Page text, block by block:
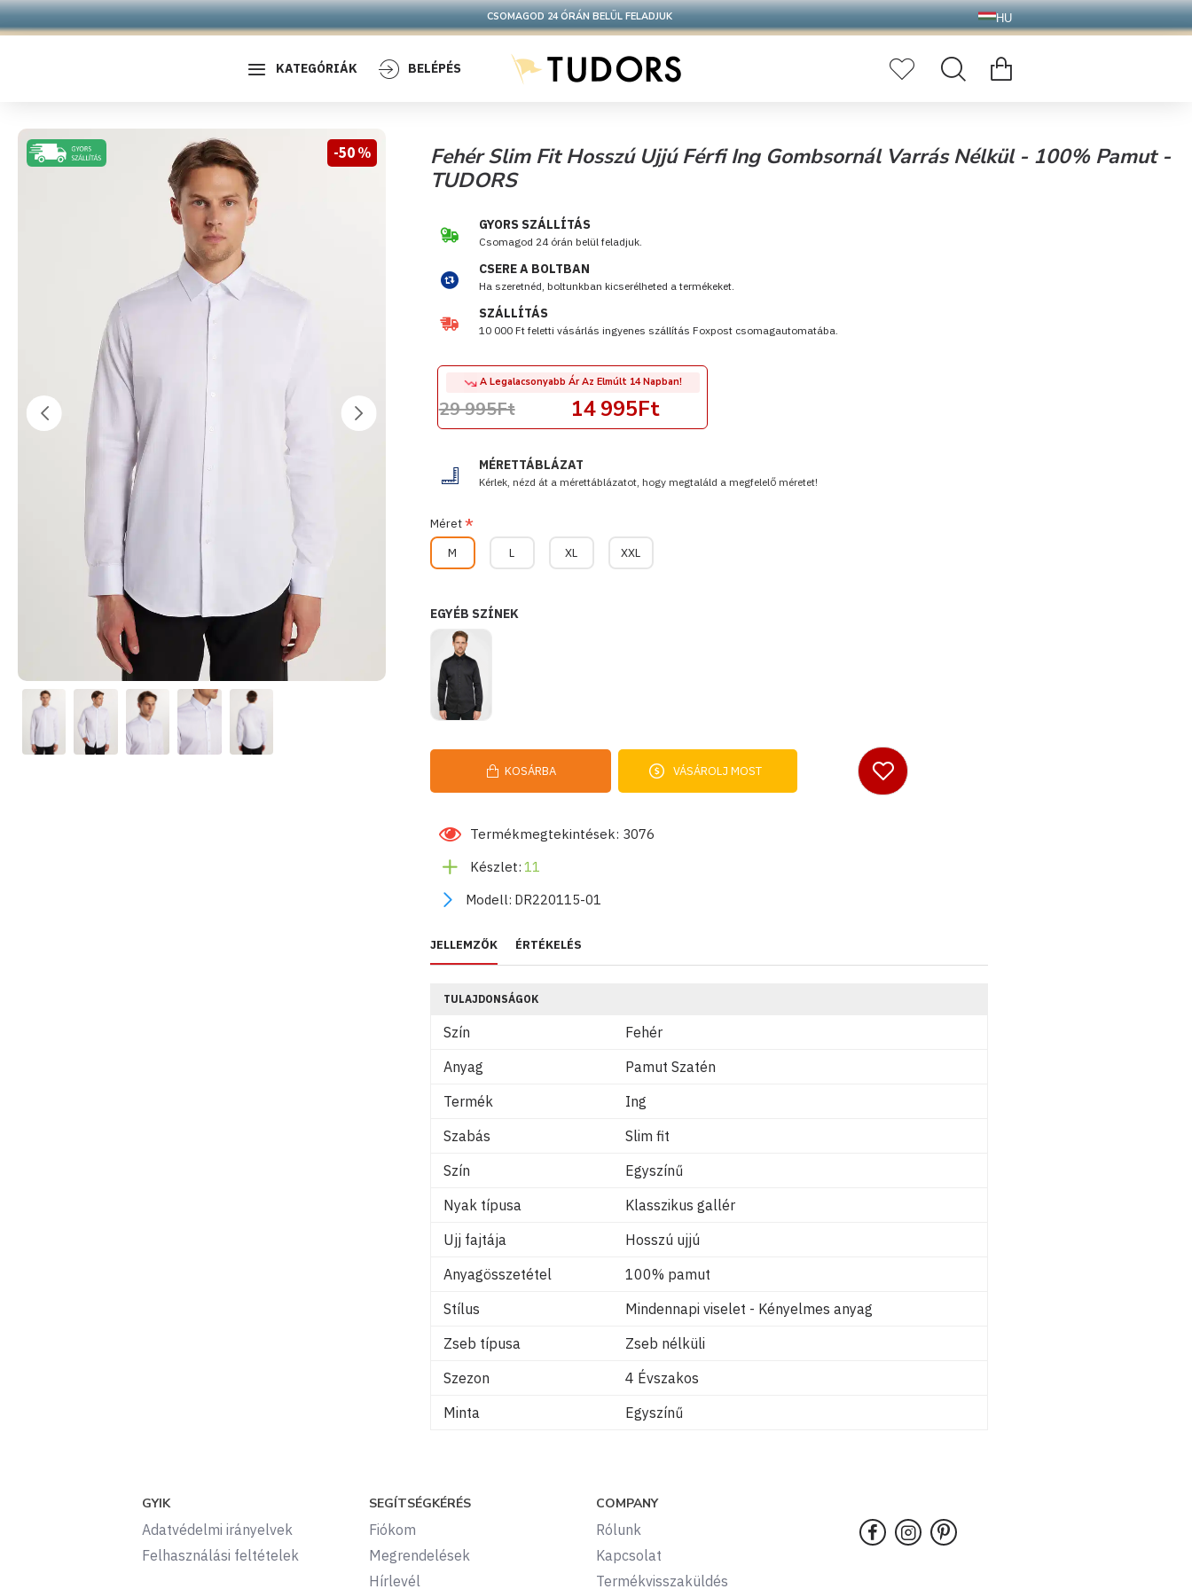
CSOMAGOD 24 ÓRÁN BELÜL FELADJUK
KATEGÓRIÁK BELÉPÉS
HU
-50 %
Fehér Slim Fit Hosszú Ujjú Férfi Ing Gombsornál Varrás Nélkül - 100% Pamut -
TUDORS
MÉRETTÁBLÁZAT
Kérlek, nézd át a mérettáblázatot, hogy megtaláld a megfelelő méretet!
Készlet: 11
Modell: DR220115-01
Termékmegtekintések: 3076
14 995Ft
A Legalacsonyabb Ár Az Elmúlt 14 Napban!
29 995Ft
Méret
M
L XL XXL
KOSÁRBA VÁSÁROLJ MOST
EGYÉB SZÍNEK
GYORS SZÁLLÍTÁS
Csomagod 24 órán belül feladjuk.
CSERE A BOLTBAN
Ha szeretnéd, boltunkban kicserélheted a termékeket.
SZÁLLÍTÁS
10 000 Ft feletti vásárlás ingyenes szállítás Foxpost csomagautomatába.
JELLEMZŐK ÉRTÉKELÉS
TULAJDONSÁGOK
Szín
Fehér
Anyag
Pamut Szatén
Termék
Ing
Szabás
Slim fit
Szín
Egyszínű
Nyak típusa
Klasszikus gallér
Ujj fajtája
Hosszú ujjú
Anyagösszetétel
100% pamut
Stílus
Mindennapi viselet - Kényelmes anyag
Zseb típusa
Zseb nélküli
Szezon
4 Évszakos
Minta
Egyszínű
GYIK
Adatvédelmi irányelvek
Felhasználási feltételek
SEGÍTSÉGKÉRÉS
Fiókom
Megrendelések
Hírlevél
COMPANY
Rólunk
Kapcsolat
Termékvisszaküldés